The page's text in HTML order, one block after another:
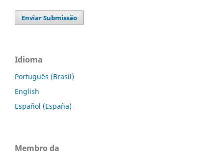
Enviar Submissão
Idioma
Português (Brasil)
English
Español (España)
Membro da